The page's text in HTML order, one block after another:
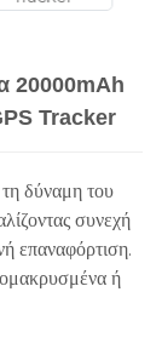
20000mAh
Tracker
δύναμη του
συνεχή
επαναφόρτιση.
ή